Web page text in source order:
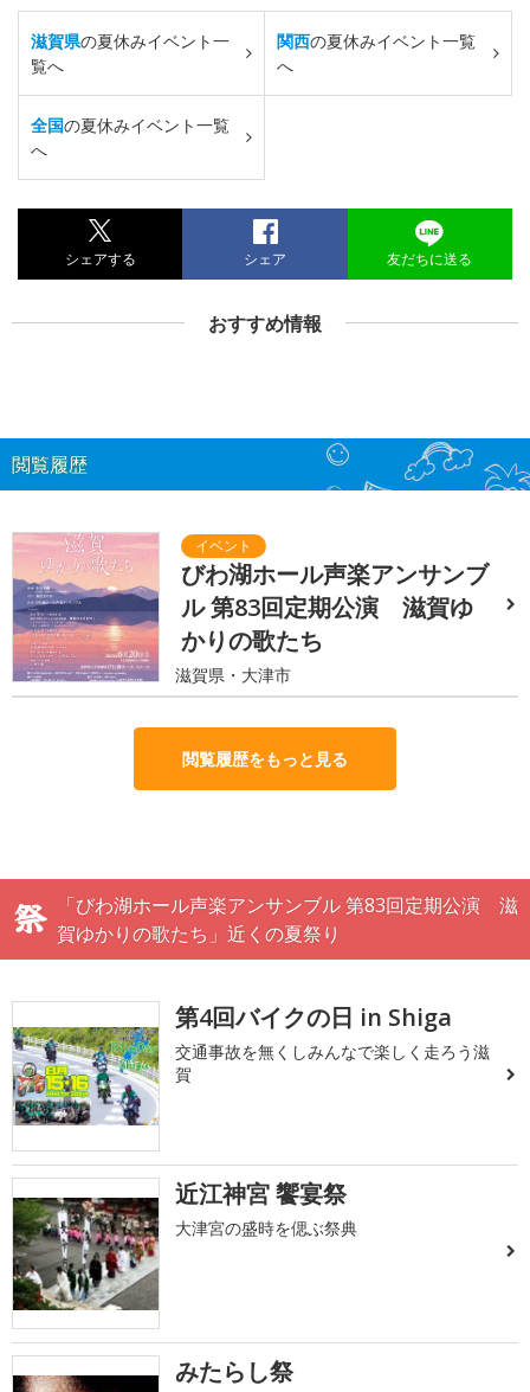
滋賀県の夏休みイベント一
覧へ
関西の夏休みイベント一覧
へ
全国の夏休みイベント一覧
へ
シェアする シェア 友だちに送る
おすすめ情報
閲覧履歴
びわ湖ホール声楽アンサンブ
ル 第83回定期公演 滋賀ゆ
かりの歌たち
滋賀県・大津市
閲覧履歴をもっと見る
「びわ湖ホール声楽アンサンブル 第83回定期公演 滋
賀ゆかりの歌たち」近くの夏祭り
第4回バイクの日 in Shiga
交通事故を無くしみんなで楽しく走ろう滋
賀
近江神宮 饗宴祭
大津宮の盛時を偲ぶ祭典
みたらし祭